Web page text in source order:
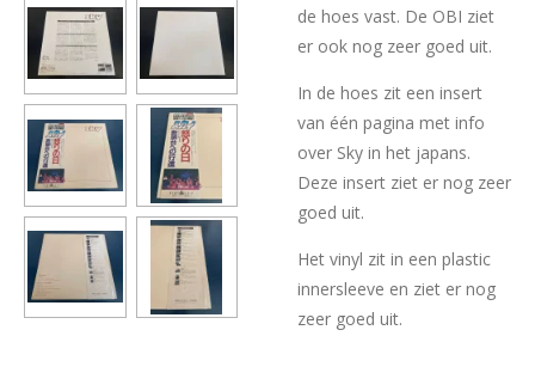
de hoes vast. De OBI ziet
er ook nog zeer goed uit.
In de hoes zit een insert
van één pagina met info
over Sky in het japans.
Deze insert ziet er nog zeer
goed uit.
Het vinyl zit in een plastic
innersleeve en ziet er nog
zeer goed uit.